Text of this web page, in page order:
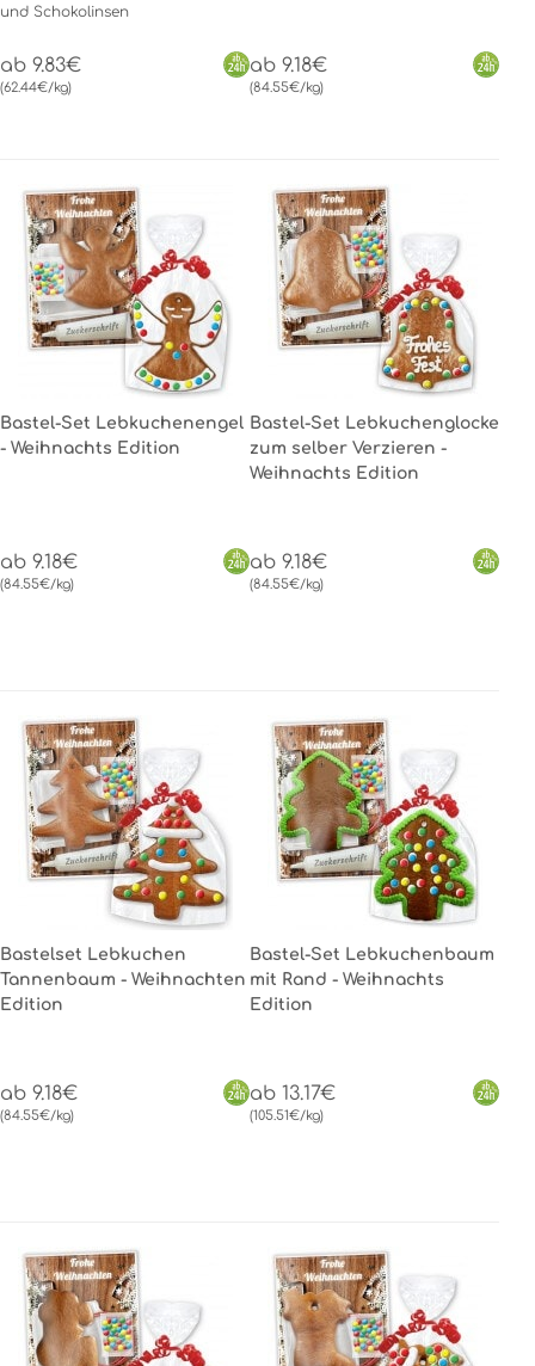
und Schokolinsen
ab 9.83€
(62.44€/kg)
ab 9.18€
(84.55€/kg)
Bastel-Set Lebkuchenengel
- Weihnachts Edition
ab 9.18€
(84.55€/kg)
Bastel-Set Lebkuchenglocke
zum selber Verzieren -
Weihnachts Edition
ab 9.18€
(84.55€/kg)
Bastelset Lebkuchen
Tannenbaum - Weihnachten
Edition
ab 9.18€
(84.55€/kg)
Bastel-Set Lebkuchenbaum
mit Rand - Weihnachts
Edition
ab 13.17€
(105.51€/kg)